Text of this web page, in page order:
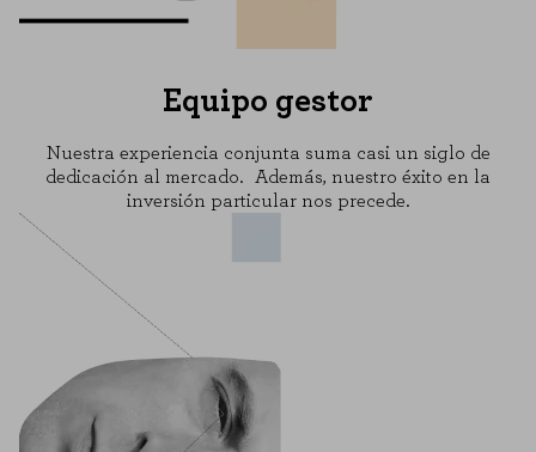
Equipo gestor
Nuestra experiencia conjunta suma casi un siglo de
dedicación al mercado. Además, nuestro éxito en la
inversión particular nos precede.